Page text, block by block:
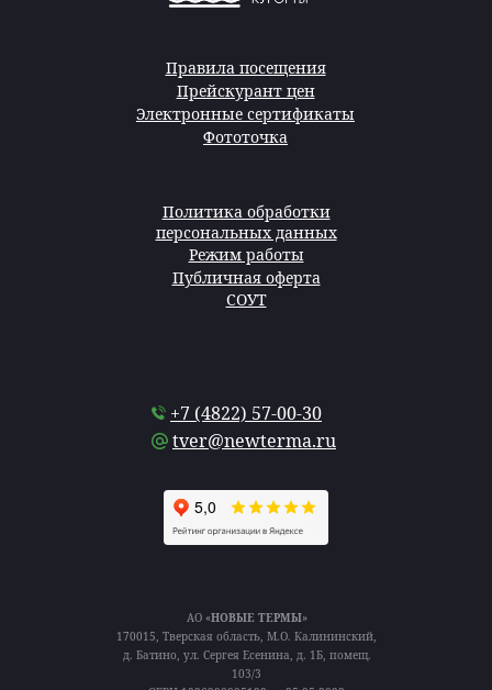
tver@newterma.ru
АО «НОВЫЕ ТЕРМЫ»
170015, Тверская область, М.О. Калининский,
д. Батино, ул. Сергея Есенина, д. 1Б, помещ.
103/3
+7 (4822) 57-00-30
Политика обработки
персональных данных
Режим работы
Публичная оферта
СОУТ
Правила посещения
Прейскурант цен
Электронные сертификаты
Фототочка